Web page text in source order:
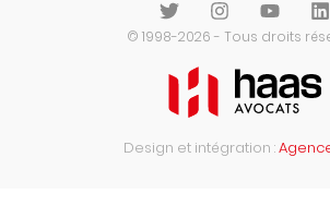
© 1998-2026 - Tous droits
Design et intégration :